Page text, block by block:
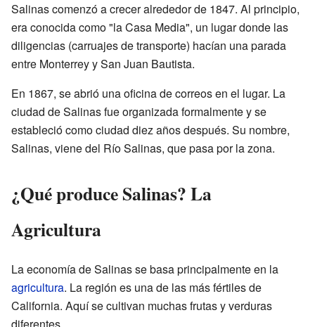
Salinas comenzó a crecer alrededor de 1847. Al principio,
era conocida como "la Casa Media", un lugar donde las
diligencias (carruajes de transporte) hacían una parada
entre Monterrey y San Juan Bautista.
En 1867, se abrió una oficina de correos en el lugar. La
ciudad de Salinas fue organizada formalmente y se
estableció como ciudad diez años después. Su nombre,
Salinas, viene del Río Salinas, que pasa por la zona.
¿Qué produce Salinas? La
Agricultura
La economía de Salinas se basa principalmente en la
agricultura. La región es una de las más fértiles de
California. Aquí se cultivan muchas frutas y verduras